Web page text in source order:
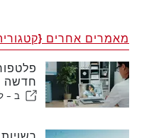
מאמרים אחרים
חדשה
ב -